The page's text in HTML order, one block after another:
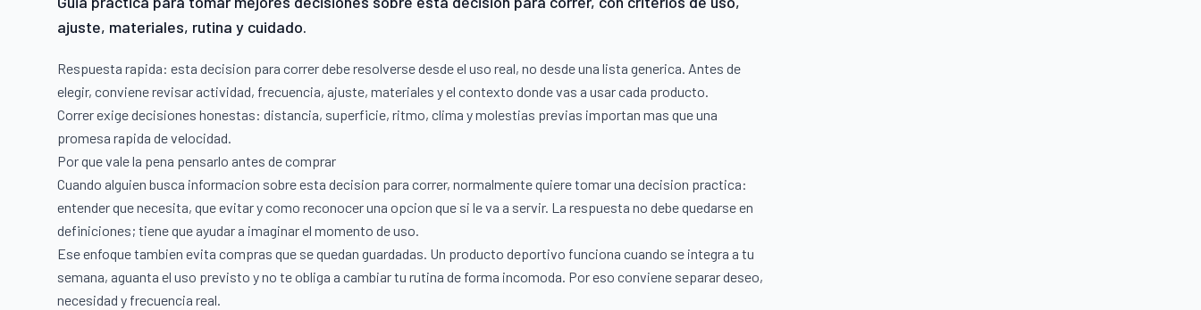
ajuste, materiales, rutina y cuidado.
Respuesta rapida: esta decision para correr debe resolverse desde el uso real, no desde una lista generica. Antes de
elegir, conviene revisar actividad, frecuencia, ajuste, materiales y el contexto donde vas a usar cada producto.
Correr exige decisiones honestas: distancia, superficie, ritmo, clima y molestias previas importan mas que una
promesa rapida de velocidad.
Por que vale la pena pensarlo antes de comprar
Cuando alguien busca informacion sobre esta decision para correr, normalmente quiere tomar una decision practica:
entender que necesita, que evitar y como reconocer una opcion que si le va a servir. La respuesta no debe quedarse en
definiciones; tiene que ayudar a imaginar el momento de uso.
Ese enfoque tambien evita compras que se quedan guardadas. Un producto deportivo funciona cuando se integra a tu
semana, aguanta el uso previsto y no te obliga a cambiar tu rutina de forma incomoda. Por eso conviene separar deseo,
necesidad y frecuencia real.